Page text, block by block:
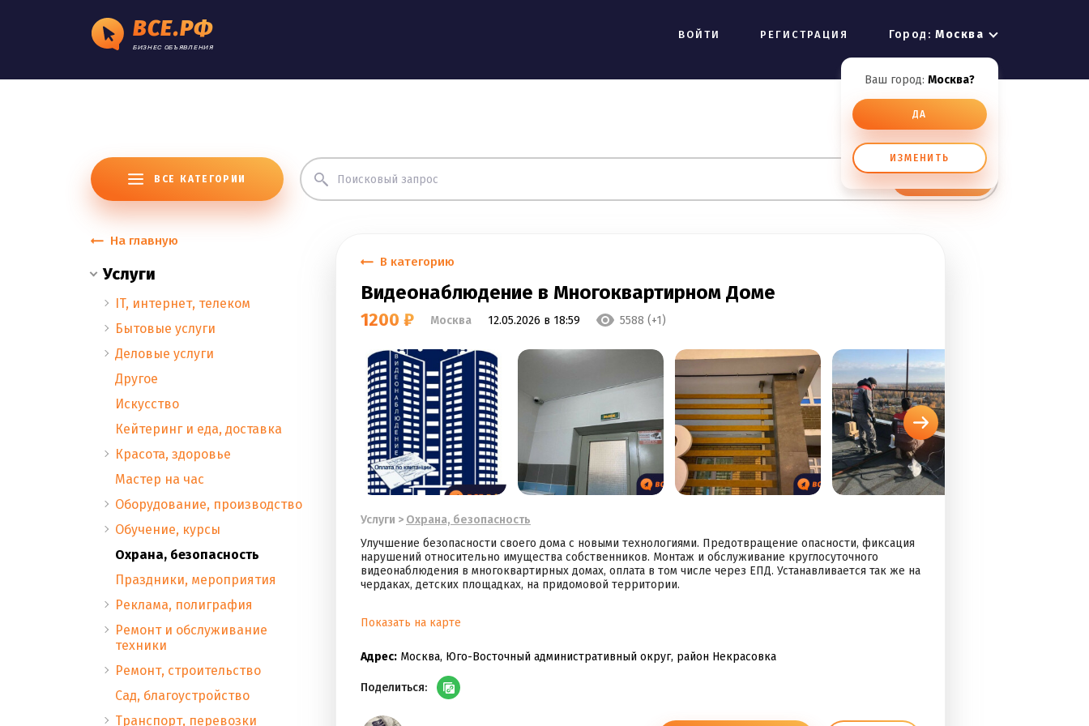
ВСЕ.РФ
БИЗНЕС ОБЪЯВЛЕНИЯ
ВОЙТИ РЕГИСТРАЦИЯ Город:Москва
Ваш город: Москва?
ДА
ИЗМЕНИТЬ
ВСЕ КАТЕГОРИИ
На главную
Услуги
IT, интернет, телеком
Бытовые услуги
Деловые услуги
Другое
Искусство
Кейтеринг и еда, доставка
Красота, здоровье
Мастер на час
Оборудование, производство
Обучение, курсы
Охрана, безопасность
Праздники, мероприятия
Реклама, полиграфия
Ремонт и обслуживание
техники
Ремонт, строительство
Сад, благоустройство
Транспорт, перевозки
В категорию
Видеонаблюдение в Многоквартирном Доме
1200 ₽ Москва 12.05.2026 в 18:59 5588 (+1)
Услуги > Охрана, безопасность
Улучшение безопасности своего дома с новыми технологиями. Предотвращение опасности, фиксация
нарушений относительно имущества собственников. Монтаж и обслуживание круглосуточного
видеонаблюдения в многоквартирных домах, оплата в том числе через ЕПД. Устанавливается так же на
чердаках, детских площадках, на придомовой территории.
Показать на карте
Адрес: Москва, Юго-Восточный административный округ, район Некрасовка
Поделиться: